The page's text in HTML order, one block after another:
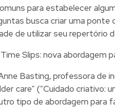
para estabelecer
busca criar uma
de utilizar seu
Slips: nova abordagem
Basting, professora de
care” (“Cuidado criativo:
tipo de abordagem para